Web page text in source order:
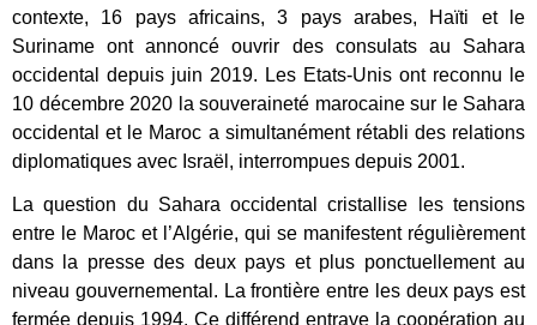
contexte, 16 pays africains, 3 pays arabes, Haïti et le
Suriname ont annoncé ouvrir des consulats au Sahara
occidental depuis juin 2019. Les Etats-Unis ont reconnu le
10 décembre 2020 la souveraineté marocaine sur le Sahara
occidental et le Maroc a simultanément rétabli des relations
diplomatiques avec Israël, interrompues depuis 2001.
La question du Sahara occidental cristallise les tensions
entre le Maroc et l’Algérie, qui se manifestent régulièrement
dans la presse des deux pays et plus ponctuellement au
niveau gouvernemental. La frontière entre les deux pays est
fermée depuis 1994. Ce différend entrave la coopération au